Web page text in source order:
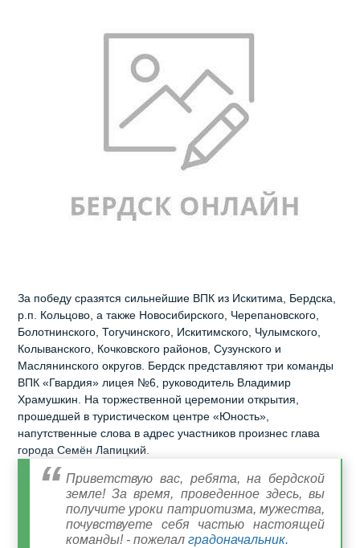
За победу сразятся сильнейшие ВПК из Искитима, Бердска,
р.п. Кольцово, а также Новосибирского, Черепановского,
Болотнинского, Тогучинского, Искитимского, Чулымского,
Колыванского, Кочковского районов, Сузунского и
Маслянинского округов. Бердск представляют три команды
ВПК «Гвардия» лицея №6, руководитель Владимир
Храмушкин. На торжественной церемонии открытия,
прошедшей в туристическом центре «Юность»,
напутственные слова в адрес участников произнес глава
города Семён Лапицкий.
Приветствую вас, ребята, на бердской
земле! За время, проведенное здесь, вы
получите уроки патриотизма, мужества,
почувствуете себя частью настоящей
команды! - пожелалградоначальник.